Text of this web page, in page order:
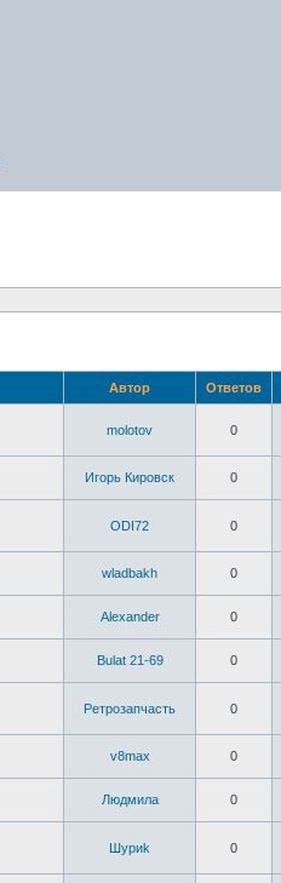
Автор Ответов
molotov 0
Игорь Кировск 0
ODI72 0
wladbakh 0
Alexander 0
Bulat 21-69 0
Ретрозапчасть 0
v8max 0
Людмила 0
Шyриk 0